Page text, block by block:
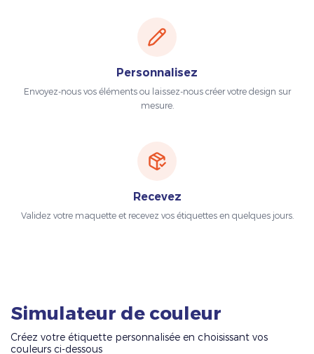
Personnalisez
Envoyez-nous vos éléments ou laissez-nous créer votre design sur
mesure.
Recevez
Validez votre maquette et recevez vos étiquettes en quelques jours.
Simulateur de couleur
Créez votre étiquette personnalisée en choisissant vos
couleurs ci-dessous